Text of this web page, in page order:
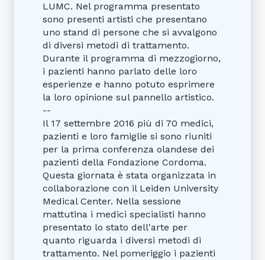
LUMC. Nel programma presentato
sono presenti artisti che presentano
uno stand di persone che si avvalgono
di diversi metodi di trattamento.
Durante il programma di mezzogiorno,
i pazienti hanno parlato delle loro
esperienze e hanno potuto esprimere
la loro opinione sul pannello artistico.
--
Il 17 settembre 2016 più di 70 medici,
pazienti e loro famiglie si sono riuniti
per la prima conferenza olandese dei
pazienti della Fondazione Cordoma.
Questa giornata è stata organizzata in
collaborazione con il Leiden University
Medical Center. Nella sessione
mattutina i medici specialisti hanno
presentato lo stato dell'arte per
quanto riguarda i diversi metodi di
trattamento. Nel pomeriggio i pazienti